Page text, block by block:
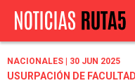
NACIONALES | 30 JUN 2025
USURPACIÓN DE